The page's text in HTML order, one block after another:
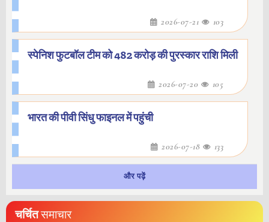
2026-07-21 103
स्पेनिश फुटबॉल टीम को 482 करोड़ की पुरस्कार राशि मिली
2026-07-20 105
भारत की पीवी सिंधु फाइनल में पहुंची
2026-07-18 133
और पढ़ें
चर्चितसमाचार